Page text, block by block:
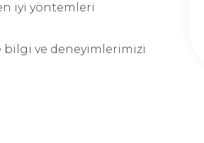
iyi yöntemleri
bilgi ve deneyimlerimizi